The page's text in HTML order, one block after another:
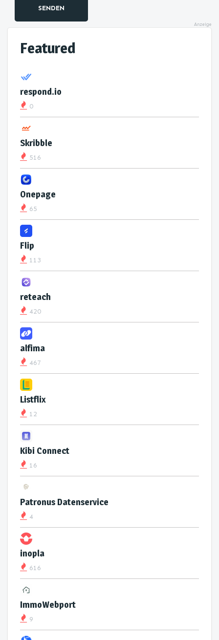
SENDEN
Anzeige
Featured
respond.io
0
Skribble
516
Onepage
65
Flip
113
reteach
420
alfima
467
Listflix
12
Kibi Connect
16
Patronus Datenservice
4
inopla
616
ImmoWebport
9